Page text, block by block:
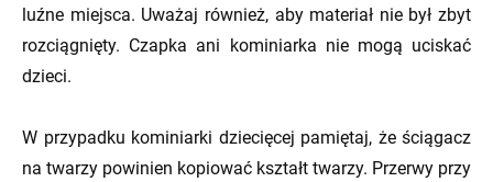
luźne miejsca. Uważaj również, aby materiał nie był zbyt
rozciągnięty. Czapka ani kominiarka nie mogą uciskać
dzieci.
W przypadku kominiarki dziecięcej pamiętaj, że ściągacz
na twarzy powinien kopiować kształt twarzy. Przerwy przy